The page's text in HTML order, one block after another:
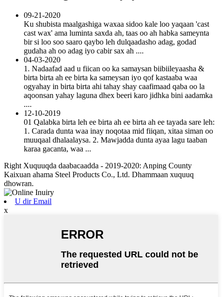
09-21-2020
Ku shubista maalgashiga waxaa sidoo kale loo yaqaan 'cast
cast wax' ama luminta saxda ah, taas oo ah habka sameynta
bir si loo soo saaro qaybo leh dulqaadasho adag, godad
gudaha ah oo adag iyo cabir sax ah ....
04-03-2020
1. Nadaafad aad u fiican oo ka samaysan biibiileyaasha &
birta birta ah ee birta ka sameysan iyo qof kastaaba waa
ogyahay in birta birta ahi tahay shay caafimaad qaba oo la
aqoonsan yahay laguna dhex beeri karo jidhka bini aadamka
....
12-10-2019
01 Qalabka birta leh ee birta ah ee birta ah ee tayada sare leh:
1. Carada dunta waa inay noqotaa mid fiiqan, xitaa siman oo
muuqaal dhalaalaysa. 2. Mawjadda dunta ayaa lagu taaban
karaa gacanta, waa ...
Right Xuquuqda daabacaadda - 2019-2020: Anping County
Kaixuan ahama Steel Products Co., Ltd. Dhammaan xuquuq
dhowran.
U dir Email
x